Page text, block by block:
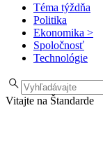
Téma týždňa
Politika
Ekonomika >
Spoločnosť
Technológie
Vitajte na Štandarde